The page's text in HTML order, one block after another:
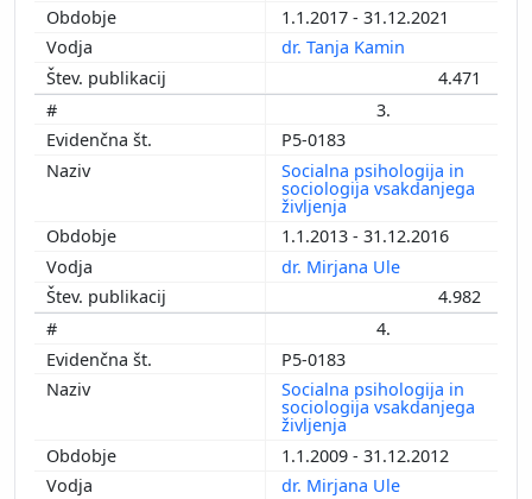
1.1.2017 - 31.12.2021
dr. Tanja Kamin
4.471
3.
P5-0183
Socialna psihologija in
sociologija vsakdanjega
življenja
1.1.2013 - 31.12.2016
dr. Mirjana Ule
4.982
4.
P5-0183
Socialna psihologija in
sociologija vsakdanjega
življenja
1.1.2009 - 31.12.2012
dr. Mirjana Ule